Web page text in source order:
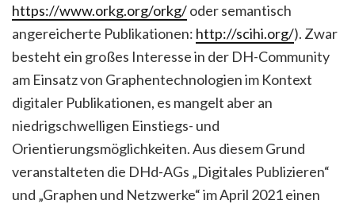
https://www.orkg.org/orkg/oder semantisch
angereicherte Publikationen: http://scihi.org/). Zwar
besteht ein großes Interesse in der DH-Community
am Einsatz von Graphentechnologien im Kontext
digitaler Publikationen, es mangelt aber an
niedrigschwelligen Einstiegs- und
Orientierungsmöglichkeiten. Aus diesem Grund
veranstalteten die DHd-AGs „Digitales Publizieren“
und „Graphen und Netzwerke“ im April 2021 einen